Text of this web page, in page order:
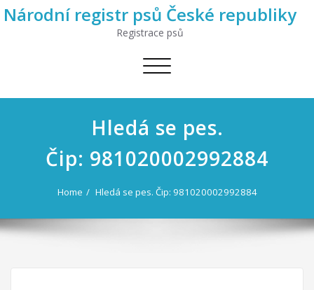
Národní registr psů České republiky
Registrace psů
Toggle
Hledá se pes.
Čip: 981020002992884
Home Hledá se pes. Čip: 981020002992884